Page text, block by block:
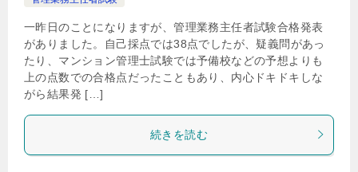
一昨日のことになりますが、管理業務主任者試験合格発表
がありました。自己採点では38点でしたが、疑義問があっ
たり、マンション管理士試験では予備校などの予想よりも
上の点数での合格点だったこともあり、内心ドキドキしな
がら結果発 […]
続きを読む